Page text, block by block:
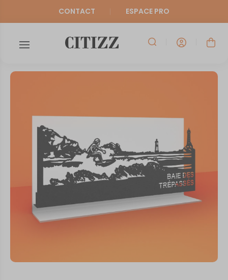
CONTACT ESPACE PRO